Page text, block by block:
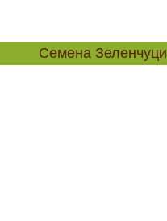
Семена Зеленчуци